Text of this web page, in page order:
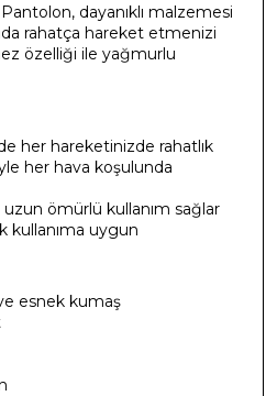
dayanıklı malzemesi
rahatça hareket etmenizi
özelliği ile yağmurlu
her hareketinizde rahatlık
her hava koşulunda
uzun ömürlü kullanım sağlar
kullanıma uygun
esnek kumaş